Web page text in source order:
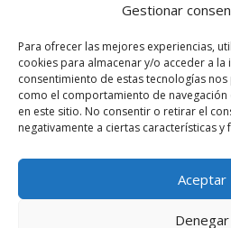
Gestionar
Para ofrecer las mejores experiencias,
cookies para almacenar y/o acceder a
consentimiento de estas tecnologías
como el comportamiento de
en este sitio. No consentir o retirar el
negativamente a ciertas características y
Aceptar
Denegar
LEGAL
Aviso legal
Política de privacidad